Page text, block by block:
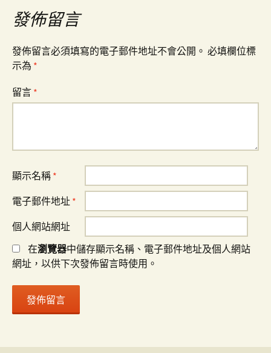
覽
發佈留言
發佈留言必須填寫的電子郵件地址不會公開。 必填欄位標
示為 *
留言 *
顯示名稱 *
電子郵件地址 *
個人網站網址
在瀏覽器中儲存顯示名稱、電子郵件地址及個人網站
網址，以供下次發佈留言時使用。